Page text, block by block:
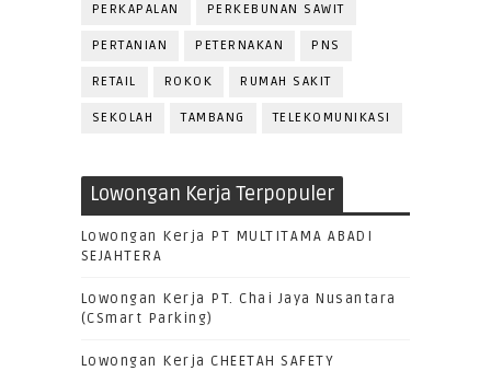
PERKAPALAN PERKEBUNAN SAWIT
PERTANIAN PETERNAKAN PNS
RETAIL ROKOK RUMAH SAKIT
SEKOLAH TAMBANG TELEKOMUNIKASI
Lowongan Kerja Terpopuler
Lowongan Kerja PT MULTITAMA ABADI
SEJAHTERA
Lowongan Kerja PT. Chai Jaya Nusantara
(CSmart Parking)
Lowongan Kerja CHEETAH SAFETY